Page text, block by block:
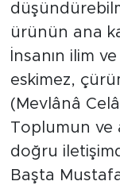
ürünün ana
İnsanın ilim
eskimez,
(Mevlânâ
Toplumun ve
doğru
Başta